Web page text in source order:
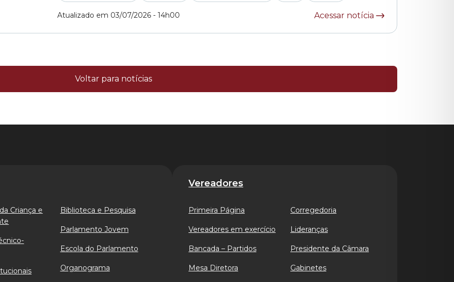
Atualizado em 03/07/2026 - 14h00 Acessar notícia
Voltar para notícias
Criança e
Biblioteca e Pesquisa
Parlamento Jovem
Escola do Parlamento
Organograma
Vereadores
Primeira Página
Vereadores em exercício
Bancada – Partidos
Mesa Diretora
Corregedoria
Lideranças
Presidente da Câmara
Gabinetes